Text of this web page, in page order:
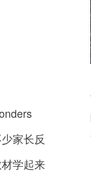
家长反
学起来